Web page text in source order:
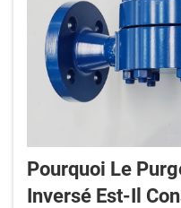
Pourquoi Le
Inversé Est-Il